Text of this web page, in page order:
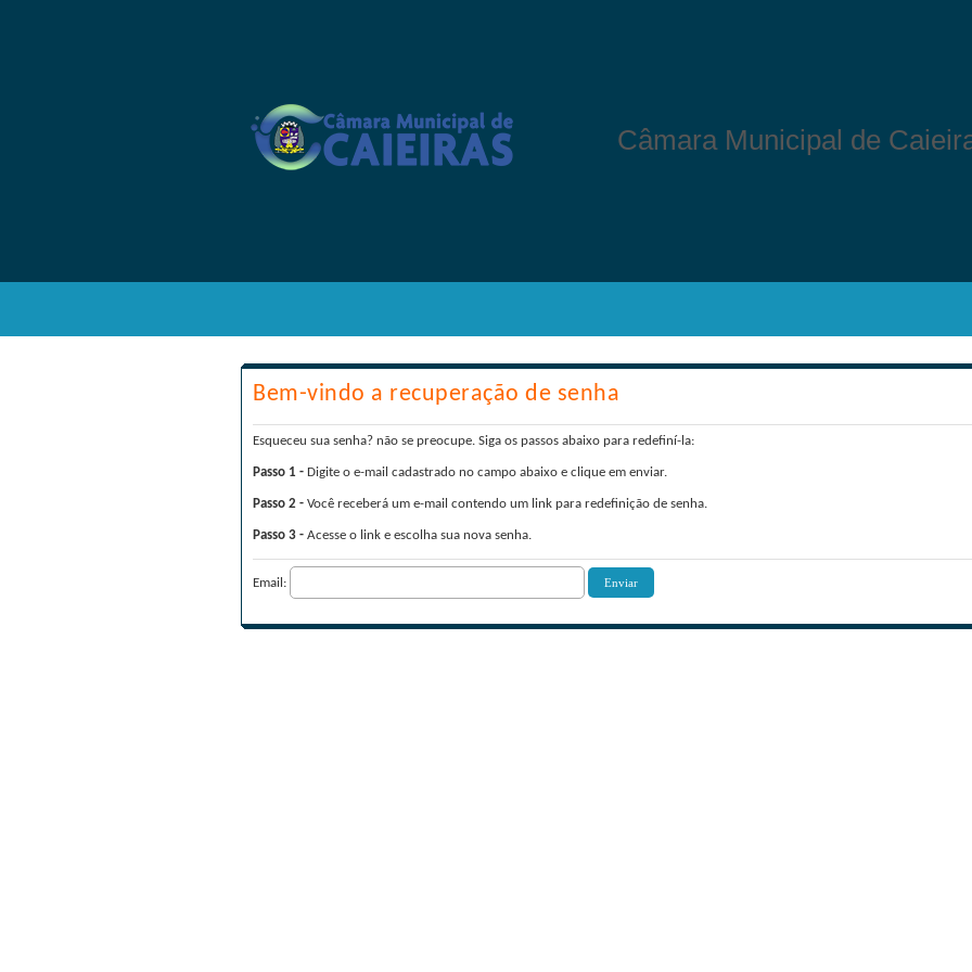
Câmara Municipal de
Bem-vindo a recuperação de senha
Esqueceu sua senha? não se preocupe. Siga os passos abaixo para redefiní-la:
Passo 1 - Digite o e-mail cadastrado no campo abaixo e clique em enviar.
Passo 2 - Você receberá um e-mail contendo um link para redefinição de senha.
Passo 3 - Acesse o link e escolha sua nova senha.
Email: